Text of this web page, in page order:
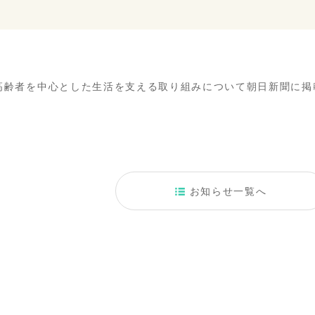
者を中心とした生活を支える取り組みについて朝日新聞に掲
お知らせ一覧へ